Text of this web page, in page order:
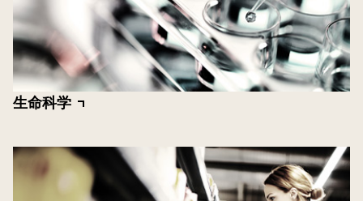
生命科学